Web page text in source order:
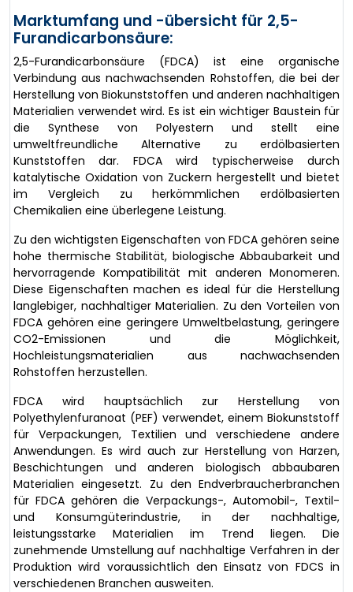
Marktumfang und -übersicht für 2,5-
Furandicarbonsäure:
2,5-Furandicarbonsäure (FDCA) ist eine organische
Verbindung aus nachwachsenden Rohstoffen, die bei der
Herstellung von Biokunststoffen und anderen nachhaltigen
Materialien verwendet wird. Es ist ein wichtiger Baustein für
die Synthese von Polyestern und stellt eine
umweltfreundliche Alternative zu erdölbasierten
Kunststoffen dar. FDCA wird typischerweise durch
katalytische Oxidation von Zuckern hergestellt und bietet
im Vergleich zu herkömmlichen erdölbasierten
Chemikalien eine überlegene Leistung.
Zu den wichtigsten Eigenschaften von FDCA gehören seine
hohe thermische Stabilität, biologische Abbaubarkeit und
hervorragende Kompatibilität mit anderen Monomeren.
Diese Eigenschaften machen es ideal für die Herstellung
langlebiger, nachhaltiger Materialien. Zu den Vorteilen von
FDCA gehören eine geringere Umweltbelastung, geringere
CO2-Emissionen und die Möglichkeit,
Hochleistungsmaterialien aus nachwachsenden
Rohstoffen herzustellen.
FDCA wird hauptsächlich zur Herstellung von
Polyethylenfuranoat (PEF) verwendet, einem Biokunststoff
für Verpackungen, Textilien und verschiedene andere
Anwendungen. Es wird auch zur Herstellung von Harzen,
Beschichtungen und anderen biologisch abbaubaren
Materialien eingesetzt. Zu den Endverbraucherbranchen
für FDCA gehören die Verpackungs-, Automobil-, Textil-
und Konsumgüterindustrie, in der nachhaltige,
leistungsstarke Materialien im Trend liegen. Die
zunehmende Umstellung auf nachhaltige Verfahren in der
Produktion wird voraussichtlich den Einsatz von FDCS in
verschiedenen Branchen ausweiten.